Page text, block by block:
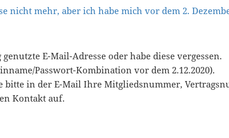
nicht mehr, aber ich habe mich vor dem 2.
E-Mail-Adresse oder habe diese vergessen.
Passwort-Kombination vor dem 2.12.2020).
bitte in der E-Mail Ihre Mitgliedsnummer,
Kontakt auf.